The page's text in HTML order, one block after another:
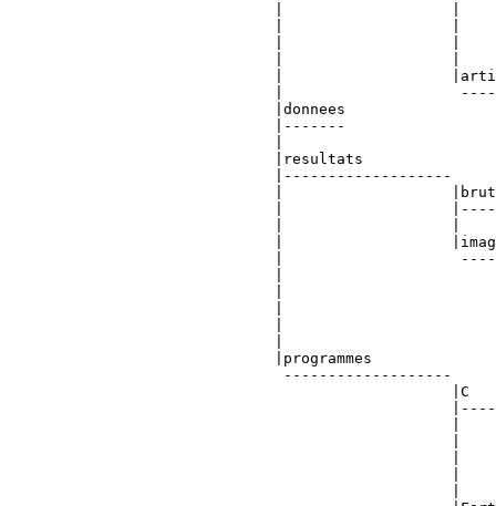
|
|
                    |donnees
                    |-------
                    |resultats
                    |-------------------
|
|
|
|
                    |programmes
                     -------------------
                                        |C